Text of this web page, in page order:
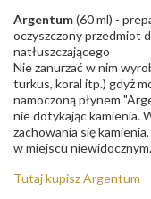
Argentum(60 ml) -
oczyszczony przedmiot
natłuszczającego
Nie zanurzać w nim
turkus, koral itp.) gdyż
namoczoną płynem
nie dotykając kamienia.
zachowania się
w miejscu niewidocznym.
Tutaj kupisz Argentum